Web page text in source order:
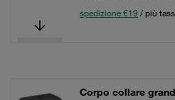
spedizione €19 / più
Corpo collare